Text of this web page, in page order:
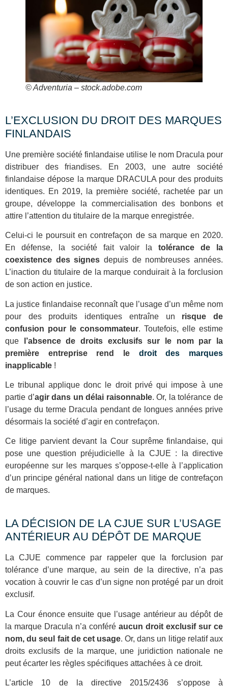
© Adventuria – stock.adobe.com
L’EXCLUSION DU DROIT DES MARQUES
FINLANDAIS
Une première société finlandaise utilise le nom Dracula pour
distribuer des friandises. En 2003, une autre société
finlandaise dépose la marque DRACULA pour des produits
identiques. En 2019, la première société, rachetée par un
groupe, développe la commercialisation des bonbons et
attire l’attention du titulaire de la marque enregistrée.
Celui-ci le poursuit en contrefaçon de sa marque en 2020.
En défense, la société fait valoir la tolérance de la
coexistence des signes depuis de nombreuses années.
L’inaction du titulaire de la marque conduirait à la forclusion
de son action en justice.
La justice finlandaise reconnaît que l’usage d’un même nom
pour des produits identiques entraîne un risque de
confusion pour le consommateur. Toutefois, elle estime
que
l’absence de droits exclusifs sur le nom par la
première entreprise rend le droit des marques
inapplicable !
Le tribunal applique donc le droit privé qui impose à une
partie d’agir dans un délai raisonnable. Or, la tolérance de
l’usage du terme Dracula pendant de longues années prive
désormais la société d’agir en contrefaçon.
Ce litige parvient devant la Cour suprême finlandaise, qui
pose une question préjudicielle à la CJUE : la directive
européenne sur les marques s’oppose-t-elle à l’application
d’un principe général national dans un litige de contrefaçon
de marques.
LA DÉCISION DE LA CJUE SUR L’USAGE
ANTÉRIEUR AU DÉPÔT DE MARQUE
La CJUE commence par rappeler que la forclusion par
tolérance d’une marque, au sein de la directive, n’a pas
vocation à couvrir le cas d’un signe non protégé par un droit
exclusif.
La Cour énonce ensuite que l’usage antérieur au dépôt de
la marque Dracula n’a conféré aucun droit exclusif sur ce
nom, du seul fait de cet usage. Or, dans un litige relatif aux
droits exclusifs de la marque, une juridiction nationale ne
peut écarter les règles spécifiques attachées à ce droit.
L’article 10 de la directive 2015/2436 s’oppose à